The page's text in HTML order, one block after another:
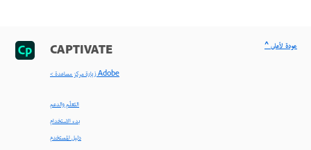
CAPTIVATE
< زيارة مركز مساعدة Adobe
التعلّم والدعم
بدء الاستخدام
دليل المستخدم
^ عودة لأعلى